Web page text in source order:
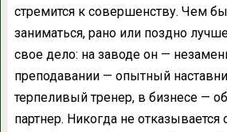
стремится к совершенству. Чем
заниматься, рано или поздно
свое дело: на заводе он —
преподавании — опытный
терпеливый тренер, в бизнесе —
партнер. Никогда не